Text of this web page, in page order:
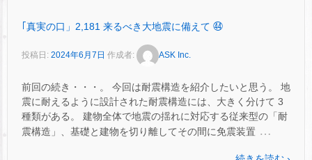
｢真実の口」2,181 来るべき大地震に備えて ㊹
投稿日: 2024年6月7日 作成者: ASK Inc.
前回の続き・・・。 今回は耐震構造を紹介したいと思う。 地
震に耐えるように設計された耐震構造には、大きく分けて 3
種類がある。 建物全体で地震の揺れに対応する従来型の「耐
震構造」、基礎と建物を切り離してその間に免震装置 …